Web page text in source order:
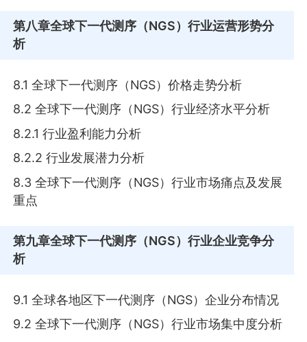
第八章全球下一代测序（NGS）行业运营形势分
析
8.1 全球下一代测序（NGS）价格走势分析
8.2 全球下一代测序（NGS）行业经济水平分析
8.2.1 行业盈利能力分析
8.2.2 行业发展潜力分析
8.3 全球下一代测序（NGS）行业市场痛点及发展
重点
第九章全球下一代测序（NGS）行业企业竞争分
析
9.1 全球各地区下一代测序（NGS）企业分布情况
9.2 全球下一代测序（NGS）行业市场集中度分析